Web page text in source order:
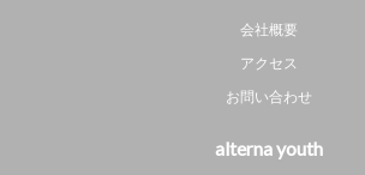
会社概要
アクセス
お問い合わせ
alterna youth